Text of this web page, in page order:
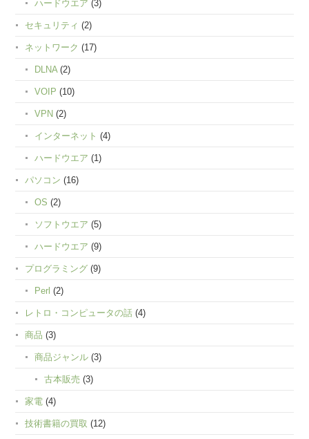
ハードウエア (3)
セキュリティ (2)
ネットワーク (17)
DLNA (2)
VOIP (10)
VPN (2)
インターネット (4)
ハードウエア (1)
パソコン (16)
OS (2)
ソフトウエア (5)
ハードウエア (9)
プログラミング (9)
Perl (2)
レトロ・コンピュータの話 (4)
商品 (3)
商品ジャンル (3)
古本販売 (3)
家電 (4)
技術書籍の買取 (12)